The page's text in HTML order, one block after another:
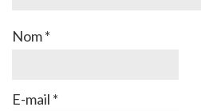
Nom*
E-mail *